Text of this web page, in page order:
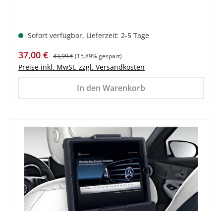
Sofort verfügbar, Lieferzeit: 2-5 Tage
Verkaufspreis:
37,00 € Regulärer Preis:
43,99 €(15.89% gespart)
Preise inkl. MwSt. zzgl. Versandkosten
In den Warenkorb